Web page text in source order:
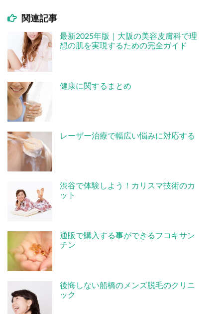
関連記事
最新2025年版｜大阪の美容皮膚科で理
想の肌を実現するための完全ガイド
健康に関するまとめ
レーザー治療で幅広い悩みに対応する
渋谷で体験しよう！カリスマ技術のカ
ット
通販で購入する事ができるフコキサン
チン
後悔しない船橋のメンズ脱毛のクリニ
ック